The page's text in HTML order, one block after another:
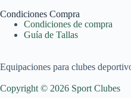
Condiciones Compra
Condiciones de compra
Guía de Tallas
Equipaciones para clubes
Copyright © 2026 Sport Clubes